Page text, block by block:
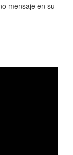
mensaje en su